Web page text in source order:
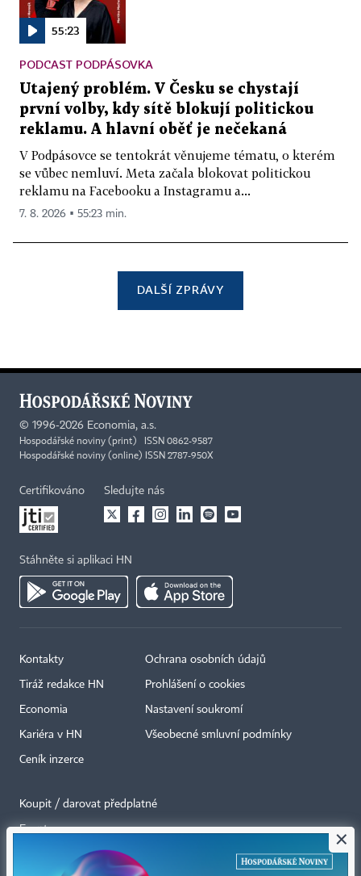
55:23
PODCAST PODPÁSOVKA
Utajený problém. V Česku se chystají
první volby, kdy sítě blokují politickou
reklamu. A hlavní oběť je nečekaná
V Podpásovce se tentokrát věnujeme tématu, o kterém
se vůbec nemluví. Meta začala blokovat politickou
reklamu na Facebooku a Instagramu a...
7. 8. 2026 ▪ 55:23 min.
DALŠÍ ZPRÁVY
© 1996-2026 Economia, a.s.
Hospodářské noviny (print) ISSN 0862-9587
Hospodářské noviny (online) ISSN 2787-950X
Certifikováno Sledujte nás
Stáhněte si aplikaci HN
Kontakty
Tiráž redakce HN
Economia
Kariéra v HN
Ceník inzerce
Ochrana osobních údajů
Prohlášení o cookies
Nastavení soukromí
Všeobecné smluvní podmínky
Koupit / darovat předplatné
Eventy ×